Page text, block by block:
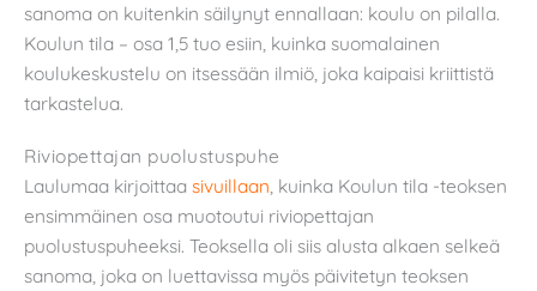
sanoma on kuitenkin säilynyt ennallaan: koulu on pilalla.
Koulun tila – osa 1,5 tuo esiin, kuinka suomalainen
koulukeskustelu on itsessään ilmiö, joka kaipaisi kriittistä
tarkastelua.
Riviopettajan puolustuspuhe
Laulumaa kirjoittaa sivuillaan , kuinka Koulun tila -teoksen
ensimmäinen osa muotoutui riviopettajan
puolustuspuheeksi. Teoksella oli siis alusta alkaen selkeä
sanoma, joka on luettavissa myös päivitetyn teoksen